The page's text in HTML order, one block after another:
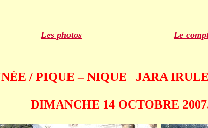
Les photos Le
/ PIQUE – NIQUE JARA
14 OCTOBRE